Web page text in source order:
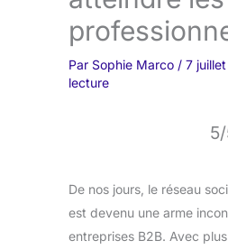
Par Sophie Marco / 7
lecture
De nos jours, le réseau
est devenu une arme
entreprises B2B. Avec